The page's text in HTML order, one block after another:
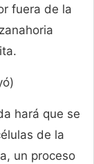
fuera de la
hará que se
de la
un proceso